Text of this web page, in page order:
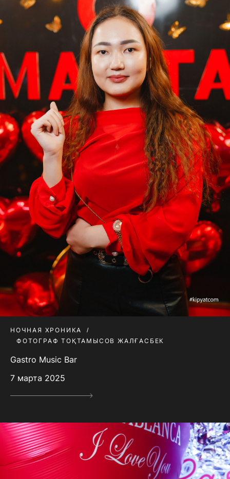
НОЧНАЯ ХРОНИКА
ФОТОГРАФ ТОҚТАМЫСОВ ЖАЛҒАСБЕК
Gastro Music Bar
7 марта 2025